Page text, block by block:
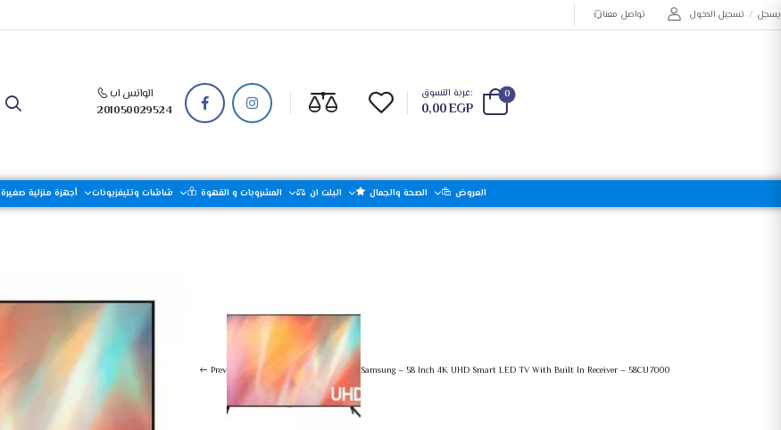
تواصل معنا تسجيل الدخول / يسجل
الواتس اب
201050029524
عربة التسوق:
0,00EGP
0
أجهزة منزلية صغيرة شاشات وتليفزيونات المشروبات و القهوة البلت ان الصحة والجمال العروض
Prev Samsung – 58 Inch 4K UHD Smart LED TV With Built In Receiver – 58CU7000